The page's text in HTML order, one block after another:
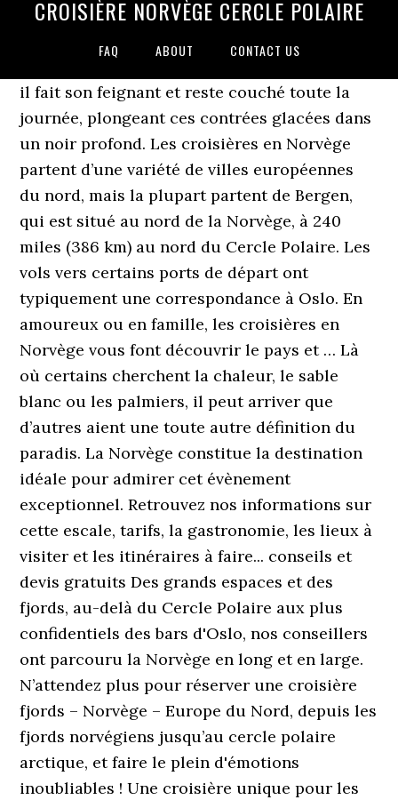
CROISIÈRE NORVÈGE CERCLE POLAIRE
FAQ ABOUT CONTACT US
il fait son feignant et reste couché toute la
journée, plongeant ces contrées glacées dans
un noir profond. Les croisières en Norvège
partent d’une variété de villes européennes
du nord, mais la plupart partent de Bergen,
qui est situé au nord de la Norvège, à 240
miles (386 km) au nord du Cercle Polaire. Les
vols vers certains ports de départ ont
typiquement une correspondance à Oslo. En
amoureux ou en famille, les croisières en
Norvège vous font découvrir le pays et … Là
où certains cherchent la chaleur, le sable
blanc ou les palmiers, il peut arriver que
d’autres aient une toute autre définition du
paradis. La Norvège constitue la destination
idéale pour admirer cet évènement
exceptionnel. Retrouvez nos informations sur
cette escale, tarifs, la gastronomie, les lieux à
visiter et les itinéraires à faire... conseils et
devis gratuits Des grands espaces et des
fjords, au-delà du Cercle Polaire aux plus
confidentiels des bars d'Oslo, nos conseillers
ont parcouru la Norvège en long et en large.
N’attendez plus pour réserver une croisière
fjords – Norvège – Europe du Nord, depuis les
fjords norvégiens jusqu’au cercle polaire
arctique, et faire le plein d'émotions
inoubliables ! Une croisière unique pour les